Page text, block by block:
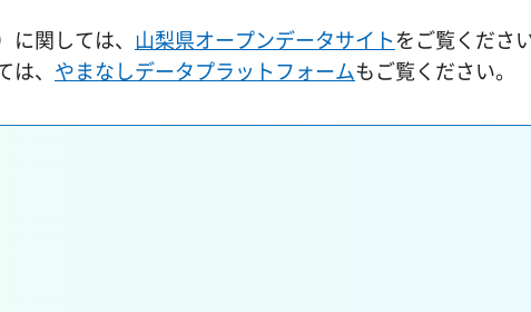
関しては、 山梨県オープンデータサイトをご覧くださ
、 やまなしデータプラットフォームもご覧ください。